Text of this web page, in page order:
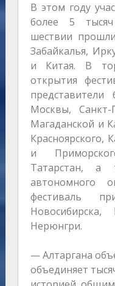
В этом году
более 5
шествии
Забайкалья,
и Китая. В
открытия
представители
Москвы, Санкт-
Магаданской и
Красноярского,
и
Татарстан, а
автономного
фестиваль
Нерюнгри.
— Алтаргана
объединяет